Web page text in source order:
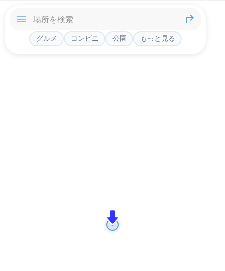
グルメ コンビニ 公園 もっと見る